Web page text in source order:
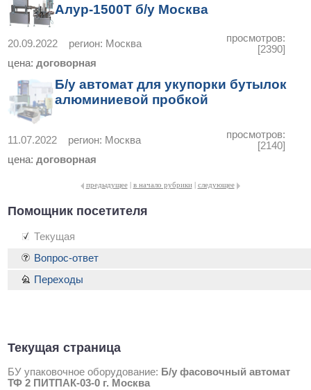
Алур-1500Т б/у Москва
20.09.2022 регион: Москва
просмотров:
[2390]
цена: договорная
Б/у автомат для укупорки бутылок
алюминиевой пробкой
11.07.2022 регион: Москва
просмотров:
[2140]
цена: договорная
предыдущее | в начало рубрики | следующее
Помощник посетителя
Текущая
Текущая страница
БУ упаковочное оборудование: Б/у фасовочный автомат
ТФ 2 ПИТПАК-03-0 г. Москва
Вопрос-ответ
Переходы